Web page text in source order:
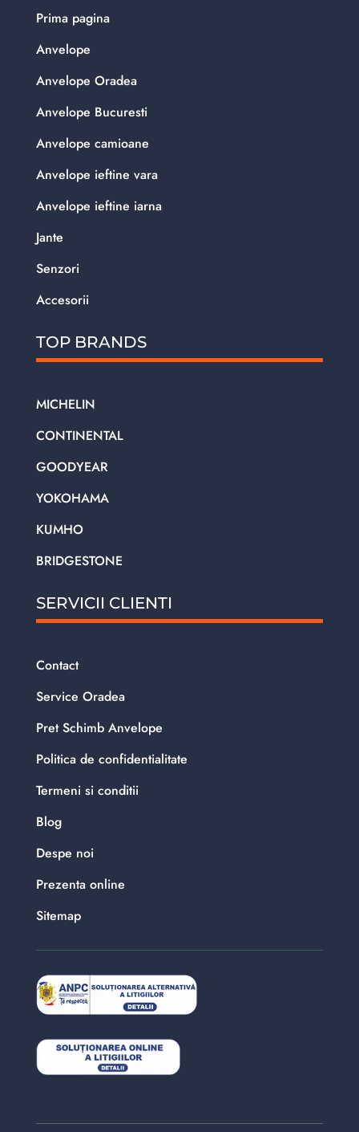
Prima pagina
Anvelope
Anvelope Oradea
Anvelope Bucuresti
Anvelope camioane
Anvelope ieftine vara
Anvelope ieftine iarna
Jante
Senzori
Accesorii
TOP BRANDS
MICHELIN
CONTINENTAL
GOODYEAR
YOKOHAMA
KUMHO
BRIDGESTONE
SERVICII CLIENTI
Contact
Service Oradea
Pret Schimb Anvelope
Politica de confidentialitate
Termeni si conditii
Blog
Despe noi
Prezenta online
Sitemap